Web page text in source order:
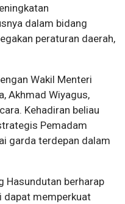
dalam bidang
peraturan daerah,
Wakil Menteri
Akhmad Wiyagus,
Kehadiran beliau
Pemadam
garda terdepan dalam
Hasundutan berharap
dapat memperkuat